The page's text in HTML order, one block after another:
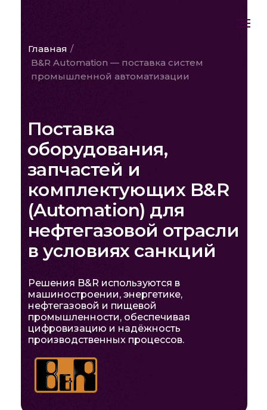
Главная /
B&R Automation — поставка систем
промышленной автоматизации
Поставка
оборудования,
запчастей и
комплектующих B&R
(Automation) для
нефтегазовой отрасли
в условиях санкций
Решения B&R используются в
машиностроении, энергетике,
нефтегазовой и пищевой
промышленности, обеспечивая
цифровизацию и надёжность
производственных процессов.